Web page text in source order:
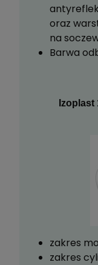
oraz
na
Barwa
Izoplast
zakres
zakres